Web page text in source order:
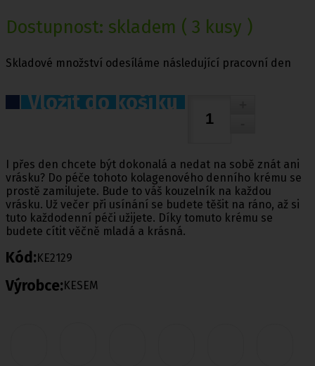
Dostupnost: skladem ( 3 kusy )
Skladové množství odesíláme následující pracovní den
Vložit do košíku
I přes den chcete být dokonalá a nedat na sobě znát ani
vrásku? Do péče tohoto kolagenového denního krému se
prostě zamilujete. Bude to váš kouzelník na každou
vrásku. Už večer při usínání se budete těšit na ráno, až si
tuto každodenní péči užijete. Díky tomuto krému se
budete cítit věčně mladá a krásná.
Kód:KE2129
Výrobce:KESEM